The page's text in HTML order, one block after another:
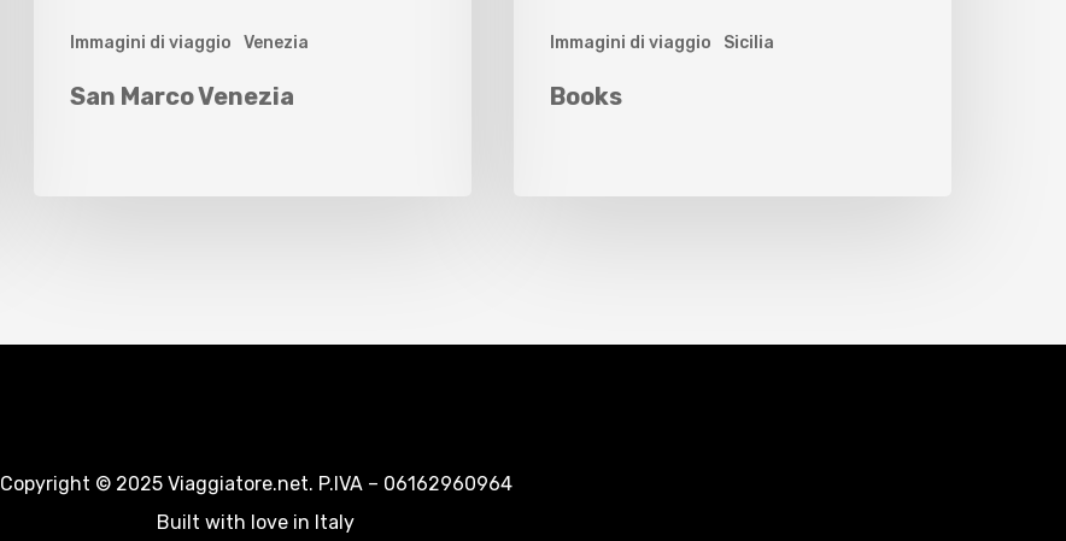
Immagini di viaggio Venezia
San Marco Venezia
Immagini di viaggio Sicilia
Books
Copyright © 2025 Viaggiatore.net. P.IVA – 06162960964
Built with love in Italy